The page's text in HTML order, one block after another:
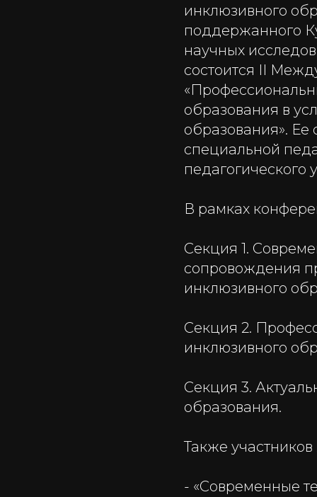
инклюзивного
поддержанного
научных
состоится II
образования в
образования». Ее
специальной
педагогического
В рамках
Секция 1.
сопровождения
инклюзивного
Секция 2.
инклюзивного
Секция 3.
образования.
Также
- «Современные